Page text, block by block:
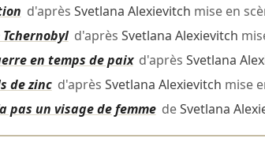
d'après Svetlana Alexievitch mise en
d'après Svetlana Alexievitch
en temps de paixd'après Svetlana
de zincd'après Svetlana Alexievitch mise
pas un visage de femmedeSvetlana